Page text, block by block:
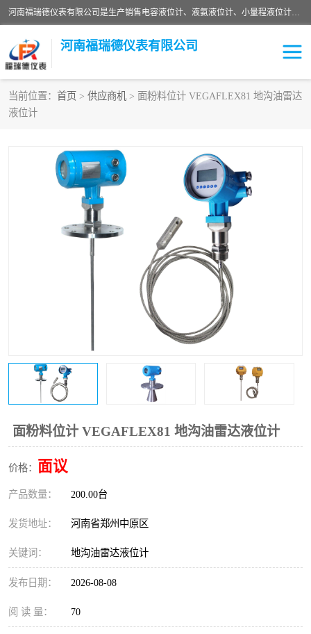
河南福瑞德仪表有限公司是生产销售电容液位计、液氨液位计、小量程液位计定制、智能锅炉水位计、液氮液位计等；并在产品开发、研制的过程中，吸取国内外仪器仪表的技术精华，建立了一支高、精、尖的科研开发队伍，使产品性能不断升级。
河南福瑞德仪表有限公司
当前位置： 首页 > 供应商机 > 面粉料位计 VEGAFLEX81 地沟油雷达
液位计
面粉料位计 VEGAFLEX81 地沟油雷达液位计
价格： 面议
产品数量： 200.00台
发货地址： 河南省郑州中原区
关键词： 地沟油雷达液位计
发布日期： 2026-08-08
阅 读 量： 70
液位计
压力传感器 流量传感器
智能仪表 液氮液位计
差压变送器 液位计传感器定制
物位计
锅炉水位计
流量仪表